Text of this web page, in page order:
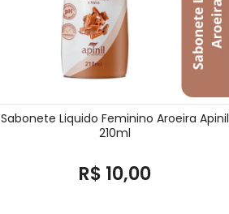
Sabonete Liquido Feminino Aroeira Apinil
210ml
R$ 10,00